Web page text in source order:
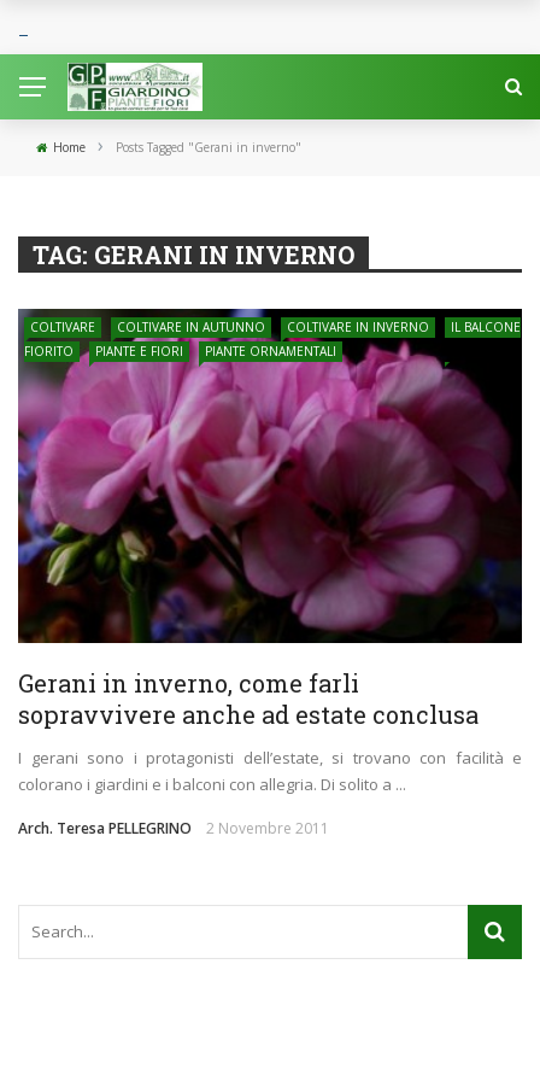
Home › Posts Tagged "Gerani in inverno"
TAG: GERANI IN INVERNO
COLTIVARE COLTIVARE IN AUTUNNO COLTIVARE IN INVERNO
IL BALCONE
FIORITO
PIANTE E FIORI PIANTE ORNAMENTALI
Gerani in inverno, come farli
sopravvivere anche ad estate conclusa
I gerani sono i protagonisti dell’estate, si trovano con facilità e
colorano i giardini e i balconi con allegria. Di solito a ...
Arch. Teresa PELLEGRINO 2 Novembre 2011